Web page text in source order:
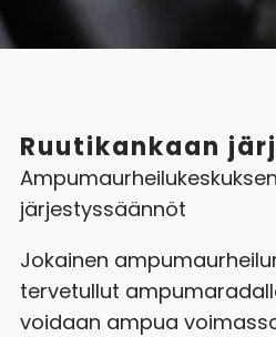
Ruutikankaan
järjestyssäännöt
Jokainen
tervetullut
voidaan ampua